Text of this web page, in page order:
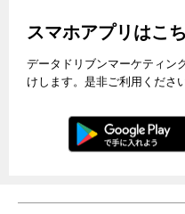
スマホアプリはこ
データドリブンマーケティン
けします。是非ご利用ください